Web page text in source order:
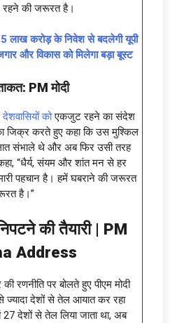
रहने की जरूरत है।
लाख करोड़ के निवेश से बदलेगी यूपी
और विकास को मिलेगा बड़ा बूस्ट
PM मोदी
देशवासियों कोएकजुट रहने का संदेश
जिक्र करते हुए कहा कि उस मुश्किल
संभाले थे और अब फिर उसी तरह
“धैर्य, संयम और शांत मन से हर
पहचान है। हमें घबराने की जरूरत
है।”
की तैयारी | PM
Address
रणनीति पर बोलते हुए पीएम मोदी
ज्यादा देशों से तेल आयात कर रहा
देशों से तेल लिया जाता था, अब